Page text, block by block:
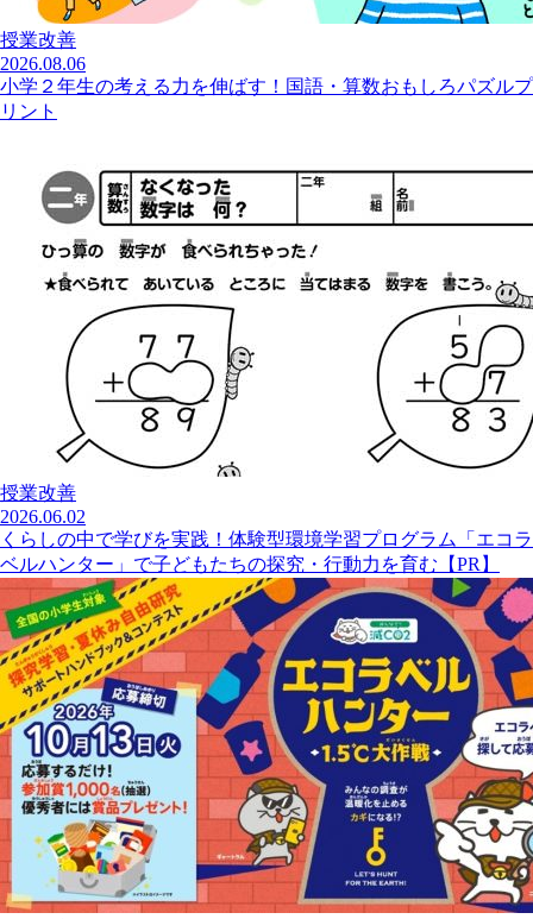
授業改善
2026.08.06
小学２年生の考える力を伸ばす！国語・算数おもしろパズルプ
リント
授業改善
2026.06.02
くらしの中で学びを実践！体験型環境学習プログラム「エコラ
ベルハンター」で子どもたちの探究・行動力を育む【PR】